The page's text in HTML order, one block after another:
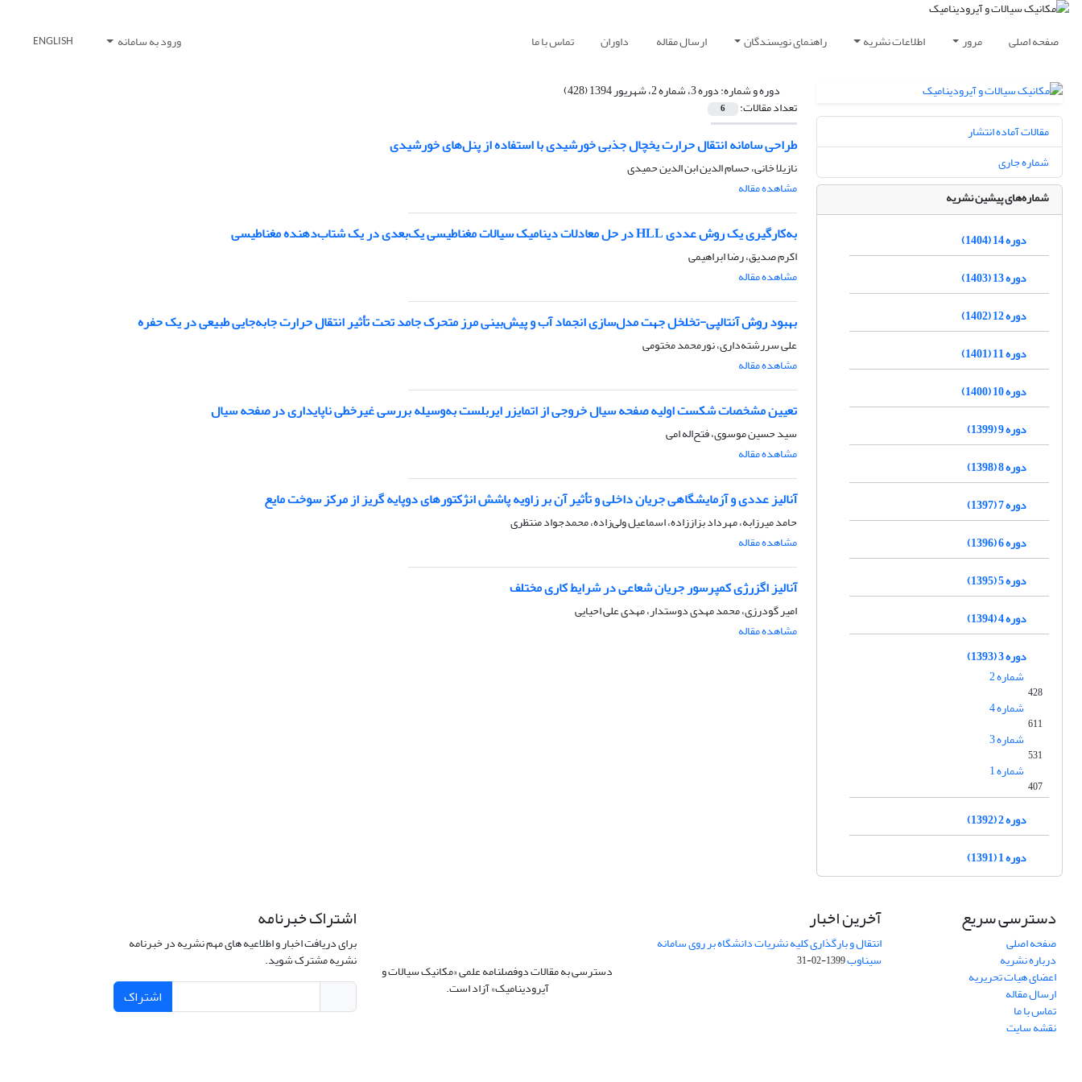
صفحه اصلی مرور اطلاعات نشریه راهنمای نویسندگان ارسال مقاله داوران تماس با ما ورود به سامانه ENGLISH
دوره و شماره:دوره 3، شماره 2، شهریور 1394 (428)
تعداد مقالات: 6
طراحی سامانه انتقال حرارت یخچال جذبی خورشیدی با استفاده از پنل‌های خورشیدی
نازیلا خانی، حسام الدین ابن الدین حمیدی
مشاهده مقاله
به‌کارگیری یک روش عددی HLL در حل معادلات دینامیک سیالات مغناطیسی یک‌بعدی در یک شتاب‌دهنده مغناطیسی
اکرم صدیق، رضا ابراهیمی
مشاهده مقاله
بهبود روش آنتالپی-تخلخل جهت مدل‌سازی انجماد آب و پیش‌بینی مرز متحرک جامد تحت تأثیر انتقال حرارت جابه‌جایی طبیعی در یک حفره
علی سررشته‌داری، نورمحمد مختومی
مشاهده مقاله
تعیین مشخصات شکست اولیه صفحه سیال خروجی از اتمایزر ایربلست به‌وسیله بررسی غیرخطی ناپایداری در صفحه سیال
سید حسین موسوی، فتح‌اله امی
مشاهده مقاله
آنالیز عددی و آزمایشگاهی جریان داخلی و تأثیر آن بر زاویه پاشش انژکتورهای دوپایه گریز از مرکز سوخت مایع
حامد میرزابه، مهرداد بزاززاده، اسماعیل ولی‌زاده، محمدجواد منتظری
مشاهده مقاله
آنالیز اگزرژی کمپرسور جریان شعاعی در شرایط کاری مختلف
امیر گودرزی، محمد مهدی دوستدار، مهدی علی احیایی
مشاهده مقاله
مقالات آماده انتشار
شماره جاری
شماره‌های پیشین نشریه
دوره 14 (1404)
دوره 13 (1403)
دوره 12 (1402)
دوره 11 (1401)
دوره 10 (1400)
دوره 9 (1399)
دوره 8 (1398)
دوره 7 (1397)
دوره 6 (1396)
دوره 5 (1395)
دوره 4 (1394)
دوره 3 (1393)
شماره 2
428
شماره 4
611
شماره 3
531
شماره 1
407
دوره 2 (1392)
دوره 1 (1391)
دسترسی سریع
صفحه اصلی
درباره نشریه
اعضای هیات تحریریه
ارسال مقاله
تماس با ما
نقشه سایت
آخرین اخبار
انتقال و بارگذاری کلیه نشریات دانشگاه بر روی سامانه
سیناوب1399-02-31 دسترسی به مقالات دوفصلنامه علمی «مکانیک سیالات و
آیرودینامیک» آزاد است.
اشتراک خبرنامه
برای دریافت اخبار و اطلاعیه های مهم نشریه در خبرنامه
نشریه مشترک شوید.
اشتراک